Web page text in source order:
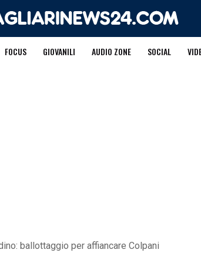
FOCUS GIOVANILI AUDIO ZONE SOCIAL
ballottaggio per affiancare Colpani